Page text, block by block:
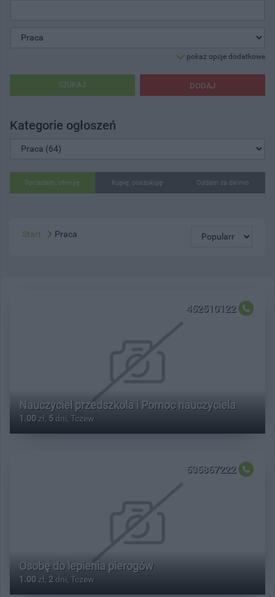
pokaż opcje dodatkowe
DODAJ
SZUKAJ
Kategorie ogłoszeń
Sprzedam, oferuję Kupię, poszukuję Oddam za darmo
Start Praca
452510122
Nauczyciel przedszkola i Pomoc nauczyciela
1.00 zł, 5 dni, Tczew
535867222
Osobę do lepienia pierogów
1.00 zł, 2 dni, Tczew